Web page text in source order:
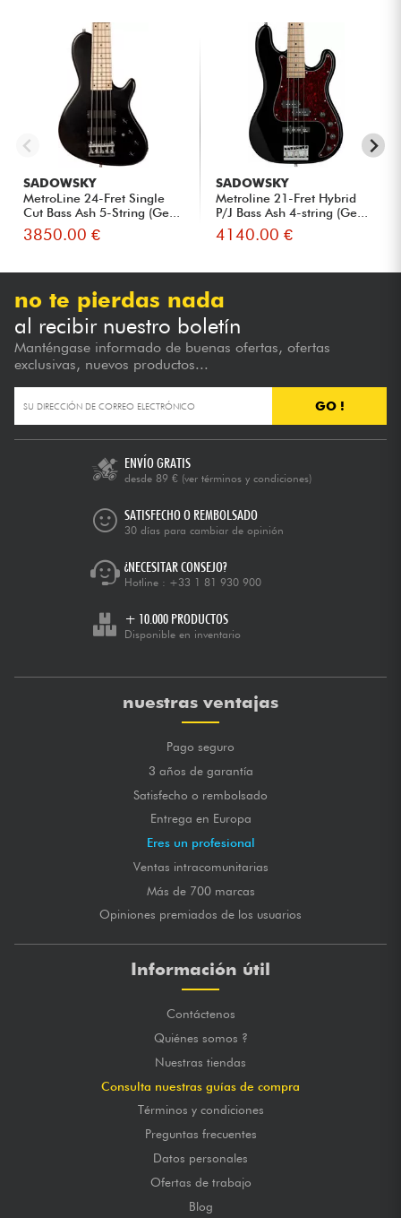
SADOWSKY
MetroLine 24-Fret Single
Cut Bass Ash 5-String (Ge...
3850.00 €
SADOWSKY
Metroline 21-Fret Hybrid
P/J Bass Ash 4-string (Ge...
4140.00 €
no te pierdas nada
al recibir nuestro boletín
Manténgase informado de buenas ofertas, ofertas
exclusivas, nuevos productos...
GO !
ENVÍO GRATIS
desde 89 € (ver términos y condiciones)
SATISFECHO O REMBOLSADO
30 días para cambiar de opinión
¿NECESITAR CONSEJO?
Hotline : +33 1 81 930 900
+ 10.000 PRODUCTOS
Disponible en inventario
nuestras ventajas
Pago seguro
3 años de garantía
Satisfecho o rembolsado
Entrega en Europa
Eres un profesional
Ventas intracomunitarias
Más de 700 marcas
Opiniones premiados de los usuarios
Información útil
Contáctenos
Quiénes somos ?
Nuestras tiendas
Consulta nuestras guías de compra
Términos y condiciones
Preguntas frecuentes
Datos personales
Ofertas de trabajo
Blog